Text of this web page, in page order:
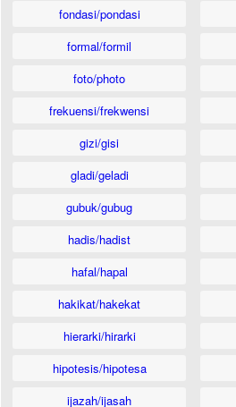
fondasi/pondasi
formal/formil
foto/photo
frekuensi/frekwensi
gizi/gisi
gladi/geladi
gubuk/gubug
hadis/hadist
hafal/hapal
hakikat/hakekat
hierarki/hirarki
hipotesis/hipotesa
ijazah/ijasah